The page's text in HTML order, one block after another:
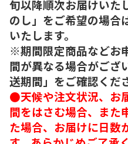
旬以降順次お届けいた
のし」をご希望の場合
いたします。
※期間限定商品などお
間が異なる場合がござ
送期間」をご確認くだ
●天候や注文状況、お
間をはさむ場合、また
た場合、お届けに日数